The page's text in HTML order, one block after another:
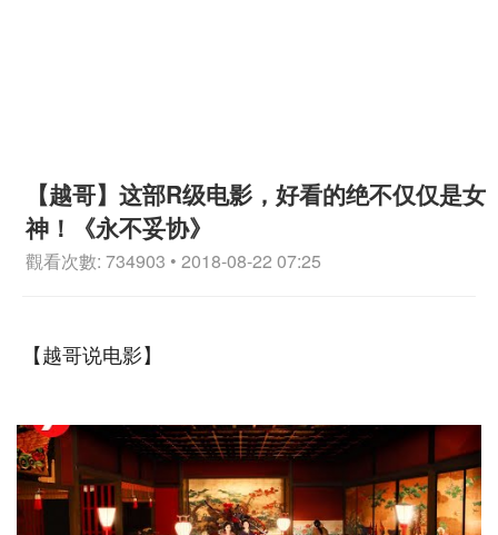
【越哥】这部R级电影，好看的绝不仅仅是女
神！《永不妥协》
觀看次數: 734903 • 2018-08-22 07:25
【越哥说电影】